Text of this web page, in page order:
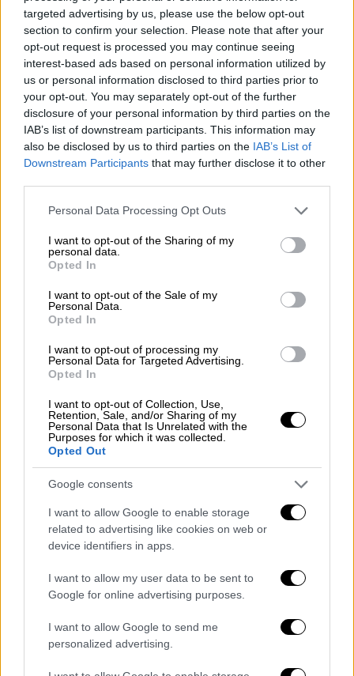
targeted advertising by us, please use the below opt-out
section to confirm your selection. Please note that after your
opt-out request is processed you may continue seeing
interest-based ads based on personal information utilized by
us or personal information disclosed to third parties prior to
your opt-out. You may separately opt-out of the further
disclosure of your personal information by third parties on the
IAB’s list of downstream participants. This information may
also be disclosed by us to third parties on the IAB’s List of
Downstream Participants that may further disclose it to other
Please note that this website/app uses one or more Google
not limited to your visit or usage behaviour. You may click to
grant or deny consent to Google and its third-party tags to
use your data for below specified purposes in below Google
consent section.
Personal Data Processing Opt Outs
I want to opt-out of the Sharing of my
personal data.
Opted In
I want to opt-out of the Sale of my
Personal Data.
Opted In
I want to opt-out of processing my
Personal Data for Targeted Advertising.
Opted In
I want to opt-out of Collection, Use,
Retention, Sale, and/or Sharing of my
Personal Data that Is Unrelated with the
Purposes for which it was collected.
Opted Out
Google consents
I want to allow Google to enable storage
related to advertising like cookies on web or
device identifiers in apps.
I want to allow my user data to be sent to
Google for online advertising purposes.
I want to allow Google to send me
personalized advertising.
Ιλένια Ουίλιαμς: Σπάει τη σιωπή της και
μιλά για τον χωρισμό της από τον
Ουγγαρέζο
«Ακόμη προσπαθώ να βρω τα πατήματά μου»
αποκαλύπτει η τραγουδίστρια και
παρουσιάστρια
Lifestyle|09.10.2019 17:36
Ο Ουγγαρέζος για τον χωρισμό του με
την Ουίλιαμς: Στεναχωρήθηκα, αλλά δεν
έπεσα στα πατώματα
Ο γνωστός παρουσιαστής βρέθηκε στην
εκπομπή της Ελένης Μενεγάκη και μίλησε
για τον πρόσφατο χωρισμό του